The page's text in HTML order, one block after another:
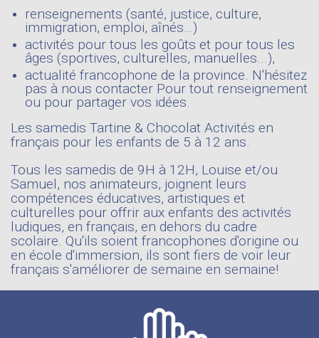
renseignements (santé, justice, culture,
immigration, emploi, aînés…)
activités pour tous les goûts et pour tous les
âges (sportives, culturelles, manuelles...),
actualité francophone de la province. N'hésitez
pas à nous contacter Pour tout renseignement
ou pour partager vos idées.
Les samedis Tartine & Chocolat Activités en
français pour les enfants de 5 à 12 ans.
Tous les samedis de 9H à 12H, Louise et/ou
Samuel, nos animateurs, joignent leurs
compétences éducatives, artistiques et
culturelles pour offrir aux enfants des activités
ludiques, en français, en dehors du cadre
scolaire. Qu'ils soient francophones d'origine ou
en école d'immersion, ils sont fiers de voir leur
français s'améliorer de semaine en semaine!